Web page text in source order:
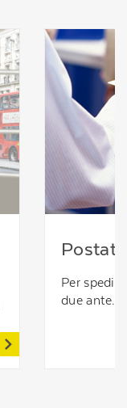
Per
due ante.